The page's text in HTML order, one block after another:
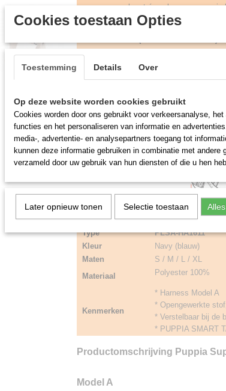
borst én nekomvang van je
(1) Nekomvang
M
L
36~42cm
Type
PLSA-HA1611
Kleur
Navy (blauw)
Maten
S / M / L / XL
Materiaal
Polyester 100%
Kenmerken
* Harness Model A
* Opengewerkte
* Verstelbaar bij de
* PUPPIA SMART
Productomschrijving Puppia
Model A
Cookies toestaan Opties
Toestemming Details Over
Op deze website worden cookies gebruikt
Cookies worden door ons gebruikt voor verkeersanalyse,
functies en het personaliseren van informatie en
media-, advertentie- en analysepartners toegang tot
kunnen deze informatie gebruiken in combinatie met andere
verzameld door uw gebruik van hun diensten of die u hen
Later opnieuw tonen Selectie toestaan